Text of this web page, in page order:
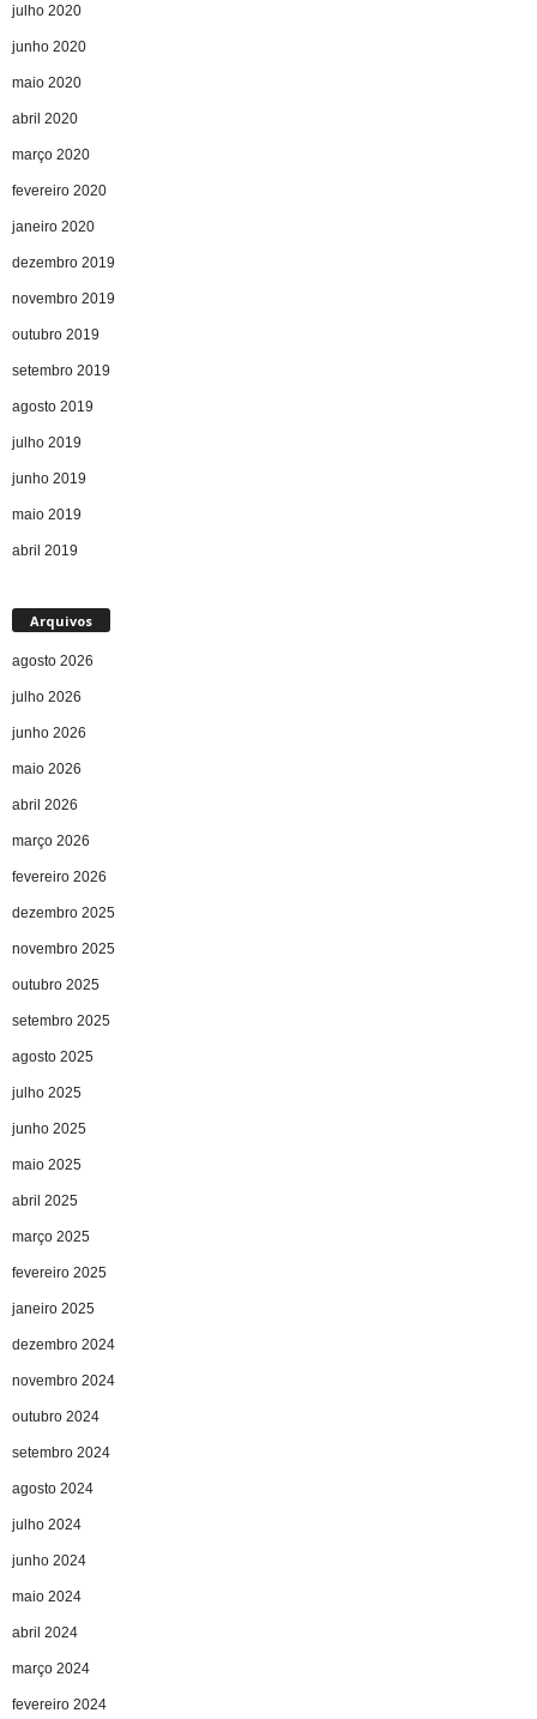
julho 2020
junho 2020
maio 2020
abril 2020
março 2020
fevereiro 2020
janeiro 2020
dezembro 2019
novembro 2019
outubro 2019
setembro 2019
agosto 2019
julho 2019
junho 2019
maio 2019
abril 2019
Arquivos
agosto 2026
julho 2026
junho 2026
maio 2026
abril 2026
março 2026
fevereiro 2026
dezembro 2025
novembro 2025
outubro 2025
setembro 2025
agosto 2025
julho 2025
junho 2025
maio 2025
abril 2025
março 2025
fevereiro 2025
janeiro 2025
dezembro 2024
novembro 2024
outubro 2024
setembro 2024
agosto 2024
julho 2024
junho 2024
maio 2024
abril 2024
março 2024
fevereiro 2024